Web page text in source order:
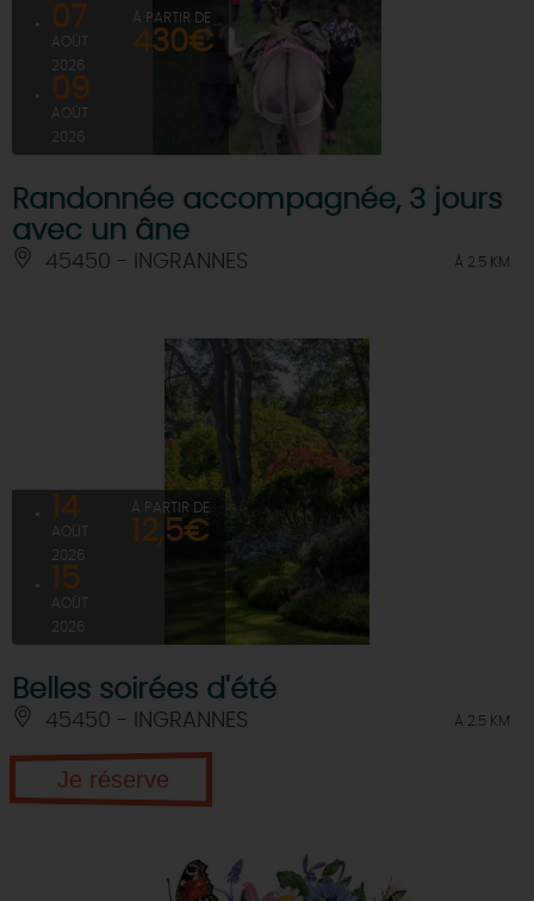
07
AOÛT
2026
09
AOÛT
2026
À PARTIR DE
430€
Randonnée accompagnée, 3 jours
avec un âne
45450 - INGRANNES À 2.5 KM
14
AOÛT
2026
15
AOÛT
2026
À PARTIR DE
12,5€
Belles soirées d'été
45450 - INGRANNES À 2.5 KM
Je réserve